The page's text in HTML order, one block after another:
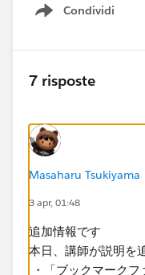
自動翻訳…ワークブ
ソースにアクセスで
これは「データソー
良いですか？
Condividi
Show menu
7 risposte
Masaharu Tsukiyama
3 apr, 01:48
追加情報です
本日、講師が説明を
・「ブックマーク